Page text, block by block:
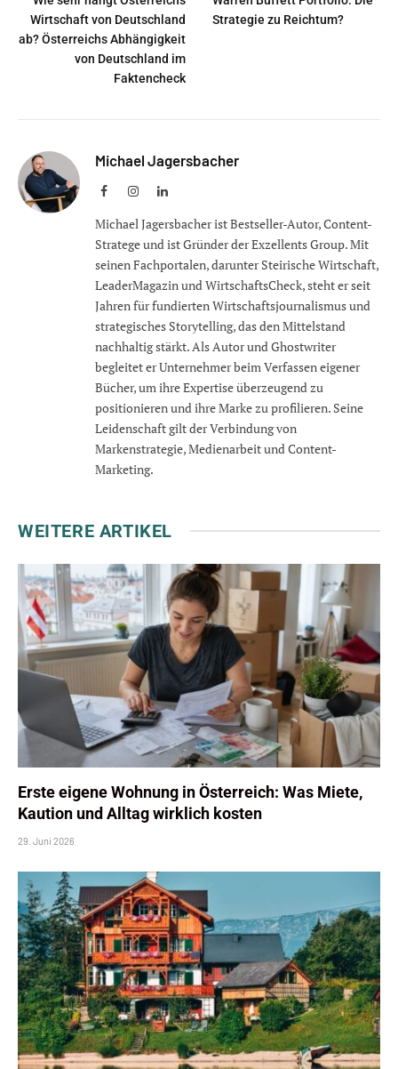
Wirtschaft von Deutschland
ab? Österreichs Abhängigkeit
von Deutschland im
Faktencheck
Strategie zu Reichtum?
Michael Jagersbacher
FacebookInstagramLinkedIn
Michael Jagersbacher ist Bestseller-Autor, Content-
Stratege und ist Gründer der Exzellents Group. Mit
seinen Fachportalen, darunter Steirische Wirtschaft,
LeaderMagazin und WirtschaftsCheck, steht er seit
Jahren für fundierten Wirtschaftsjournalismus und
strategisches Storytelling, das den Mittelstand
nachhaltig stärkt. Als Autor und Ghostwriter
begleitet er Unternehmer beim Verfassen eigener
Bücher, um ihre Expertise überzeugend zu
positionieren und ihre Marke zu profilieren. Seine
Leidenschaft gilt der Verbindung von
Markenstrategie, Medienarbeit und Content-
Marketing.
WEITERE ARTIKEL
Erste eigene Wohnung in Österreich: Was Miete,
Kaution und Alltag wirklich kosten
29. Juni 2026